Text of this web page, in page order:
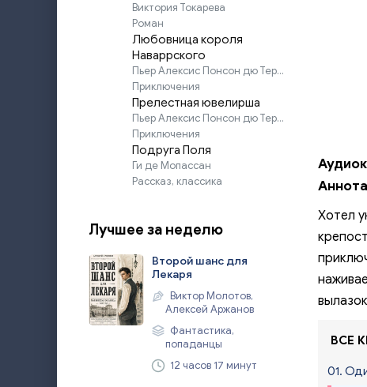
Виктория Токарева
Роман
Любовница короля
Наваррского
Пьер Алексис Понсон дю Террайль
Приключения
Прелестная ювелирша
Пьер Алексис Понсон дю Террайль
Приключения
Подруга Поля
Ги де Мопассан
Рассказ, классика
Лучшее за неделю
Второй шанс для
Лекаря
Виктор Молотов,
Алексей Аржанов
Фантастика,
попаданцы
12 часов 17 минут
Хотел
ВСЕ
01.